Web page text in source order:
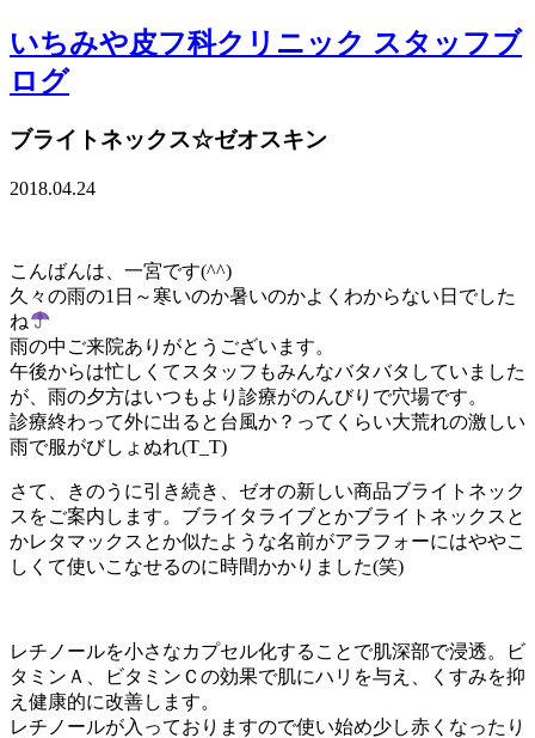
いちみや皮フ科クリニック スタッフブ
ログ
ブライトネックス☆ゼオスキン
2018.04.24
こんばんは、一宮です(^^)
久々の雨の1日～寒いのか暑いのかよくわからない日でした
ね
雨の中ご来院ありがとうございます。
午後からは忙しくてスタッフもみんなバタバタしていました
が、雨の夕方はいつもより診療がのんびりで穴場です。
診療終わって外に出ると台風か？ってくらい大荒れの激しい
雨で服がびしょぬれ(T_T)
さて、きのうに引き続き、ゼオの新しい商品ブライトネック
スをご案内します。ブライタライブとかブライトネックスと
かレタマックスとか似たような名前がアラフォーにはややこ
しくて使いこなせるのに時間かかりました(笑)
レチノールを小さなカプセル化することで肌深部で浸透。ビ
タミンＡ、ビタミンＣの効果で肌にハリを与え、くすみを抑
え健康的に改善します。
レチノールが入っておりますので使い始め少し赤くなったり